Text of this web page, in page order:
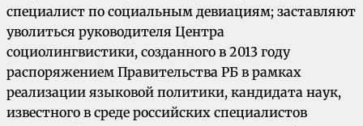
специалист по социальным девиациям; заставляют
уволиться руководителя Центра
социолингвистики, созданного в 2013 году
распоряжением Правительства РБ в рамках
реализации языковой политики, кандидата наук,
известного в среде российских специалистов